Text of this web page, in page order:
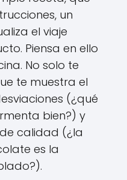
un
el viaje
Piensa en ello
No solo te
te muestra el
(¿qué
bien?) y
calidad (¿la
es la